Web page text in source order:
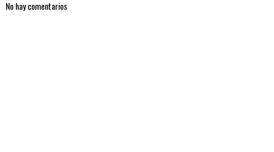
No hay comentarios